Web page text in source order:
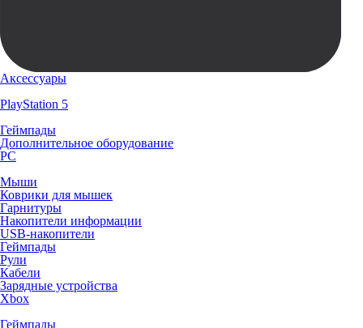
Аксессуары
PlayStation 5
Геймпады
Дополнительное оборудование
PC
Мыши
Коврики для мышек
Гарнитуры
Накопители информации
USB-накопители
Геймпады
Рули
Кабели
Зарядные устройства
Xbox
Геймпады